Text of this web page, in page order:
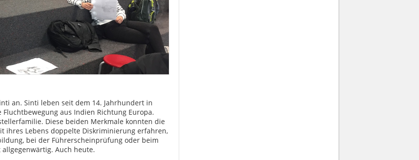
an. Sinti leben seit dem 14. Jahrhundert in
aus Indien Richtung Europa.
Diese beiden Merkmale konnten die
ihres Lebens doppelte Diskriminierung erfahren,
bei der Führerscheinprüfung oder beim
Auch heute.